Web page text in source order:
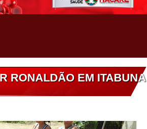
RONALDÃO EM ITABUNA